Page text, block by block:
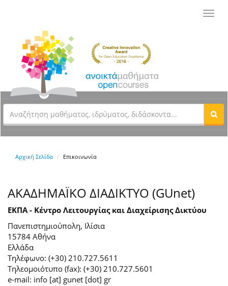
Αρχική Σελίδα Επικοινωνία
ΑΚΑΔΗΜΑΪΚΟ ΔΙΑΔΙΚΤΥΟ (GUnet)
ΕΚΠΑ - Κέντρο Λειτουργίας και Διαχείρισης Δικτύου
Πανεπιστημιούπολη, Ιλίσια
15784 Αθήνα
Ελλάδα
Τηλέφωνο: (+30) 210.727.5611
Τηλεομοιότυπο (fax): (+30) 210.727.5601
e-mail: info [at] gunet [dot] gr